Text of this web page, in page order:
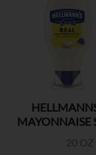
MAYONNAISE
20 OZ